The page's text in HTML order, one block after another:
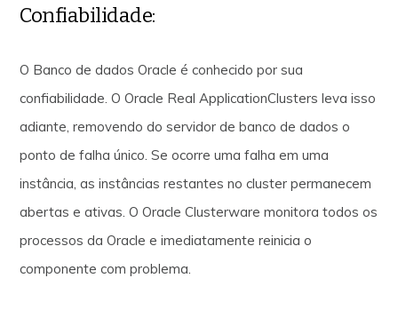
Confiabilidade:
O Banco de dados Oracle é conhecido por sua
confiabilidade. O Oracle Real ApplicationClusters leva isso
adiante, removendo do servidor de banco de dados o
ponto de falha único. Se ocorre uma falha em uma
instância, as instâncias restantes no cluster permanecem
abertas e ativas. O Oracle Clusterware monitora todos os
processos da Oracle e imediatamente reinicia o
componente com problema.